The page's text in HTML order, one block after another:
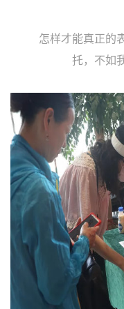
怎样才能真正的表
托，不如